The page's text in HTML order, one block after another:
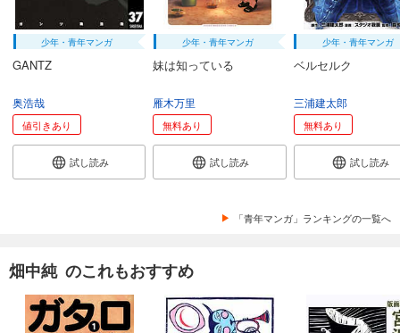
まんだら屋の良太 愛蔵版 47
540円 (税込)
カート
あらすじを表示する
まんだら屋の良太 愛蔵版 48
540
試し読み
まんだら屋の良太 愛蔵版 49
540円 (税込)
少年・青年マンガ
GANTZ
奥浩哉
値引きあり
試し読み
少年・青年マンガ
妹は知っている
雁木万里
無料あり
試し読み
少年・青年マンガ
ベルセルク
三浦建太郎
無料あり
試し読み
「青年マンガ」ランキングの一覧へ
畑中純 のこれもおすすめ